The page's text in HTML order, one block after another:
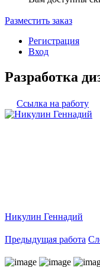
Разместить заказ
Регистрация
Вход
Разработка
Ссылка на работу
Никулин Геннадий
Предыдущая работа